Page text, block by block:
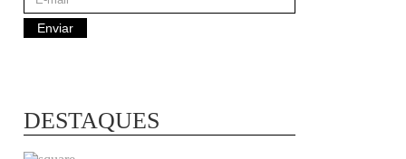
DESTAQUES